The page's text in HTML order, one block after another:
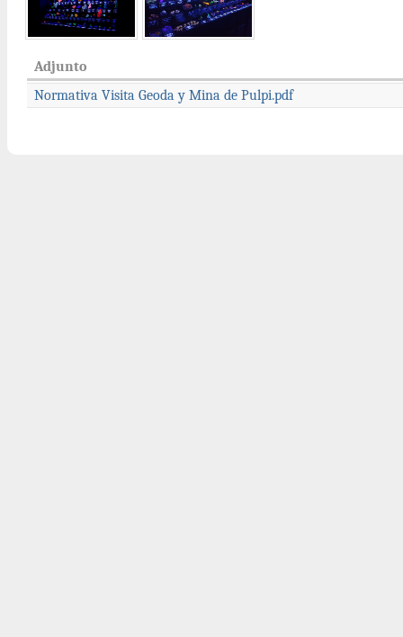
Adjunto
Normativa Visita Geoda y Mina de Pulpi.pdf